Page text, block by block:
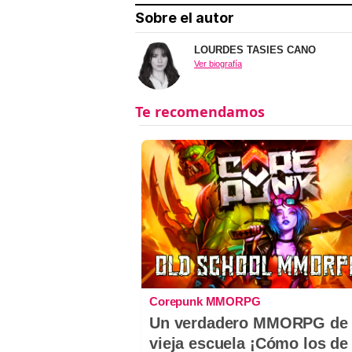
Sobre el autor
LOURDES TASIES CANO
Ver biografía
Corepunk MMORPG
Un verdadero MMORPG de
vieja escuela ¡Cómo los de